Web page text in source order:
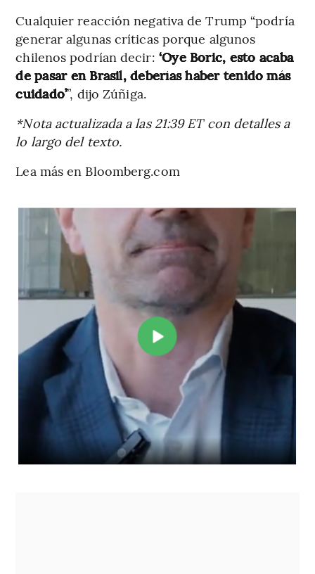
Cualquier reacción negativa de Trump “podría
generar algunas críticas porque algunos
chilenos podrían decir: ‘Oye Boric, esto acaba
de pasar en Brasil, deberías haber tenido más
cuidado’”, dijo Zúñiga.
*Nota actualizada a las 21:39 ET con detalles a
lo largo del texto.
Lea más en Bloomberg.com